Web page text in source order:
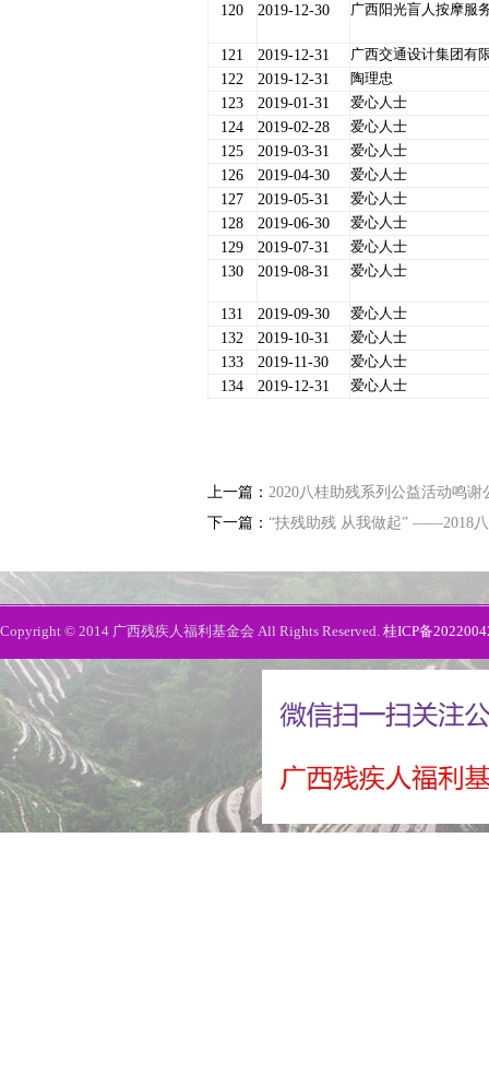
120
2019-12-30 广西阳光盲人按摩服
121 2019-12-31
广西交通设计集团有
122
2019-12-31
陶理忠
123
2019-01-31
爱心人士
124
2019-02-28
爱心人士
125
2019-03-31
爱心人士
126
2019-04-30
爱心人士
127
2019-05-31
爱心人士
128
2019-06-30
爱心人士
129
2019-07-31
爱心人士
130
2019-08-31 爱心人士
131 2019-09-30
爱心人士
132
2019-10-31
爱心人士
133
2019-11-30
爱心人士
134
2019-12-31 爱心人士
上一篇： 2020八桂助残系列公益活动鸣谢
下一篇： “扶残助残 从我做起” ——2018
Copyright © 2014 广西残疾人福利基金会 All Rights Reserved. 桂ICP备